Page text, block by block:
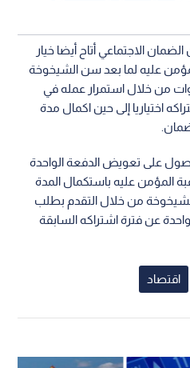
الاجتماعي أتاح أيضا خيار
عليه لما بعد سن الشيخوخة
من خلال استمرار عمله في
اختياريا إلى حين اكمال مدة
على تعويض الدفعة الواحدة
المؤمن عليه باستكمال المدة
من خلال التقدم بطلب
عن فترة اشتراكه السابقة
اقتصاد